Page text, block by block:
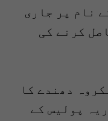
نام پر جاری
کرنے کی
دھندے کا
پولیس کے